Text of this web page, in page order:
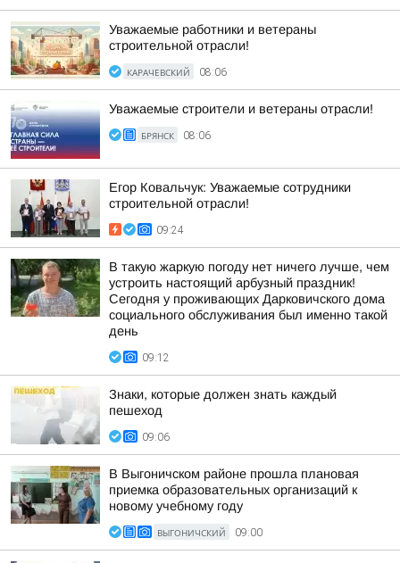
Уважаемые работники и ветераны
строительной отрасли!
КАРАЧЕВСКИЙ 08:06
Уважаемые строители и ветераны отрасли!
БРЯНСК 08:06
Егор Ковальчук: Уважаемые сотрудники
строительной отрасли!
09:24
В такую жаркую погоду нет ничего лучше, чем
устроить настоящий арбузный праздник!
Сегодня у проживающих Дарковичского дома
социального обслуживания был именно такой
день
09:12
Знаки, которые должен знать каждый
пешеход
09:06
В Выгоничском районе прошла плановая
приемка образовательных организаций к
новому учебному году
ВЫГОНИЧСКИЙ 09:00